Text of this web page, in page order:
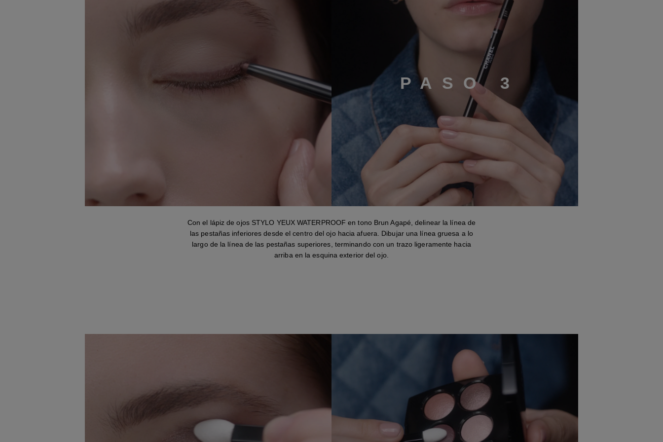
P A S O 3
Con el lápiz de ojos STYLO YEUX WATERPROOF en tono Brun Agapé, delinear la línea de
las pestañas inferiores desde el centro del ojo hacia afuera. Dibujar una línea gruesa a lo
largo de la línea de las pestañas superiores, terminando con un trazo ligeramente hacia
arriba en la esquina exterior del ojo.